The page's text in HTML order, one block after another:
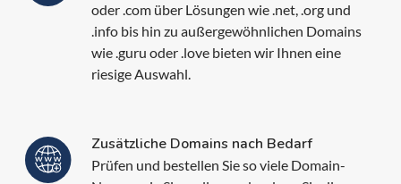
oder .com über Lösungen wie .net, .org und
.info bis hin zu außergewöhnlichen Domains
wie .guru oder .love bieten wir Ihnen eine
riesige Auswahl.
Zusätzliche Domains nach Bedarf
Prüfen und bestellen Sie so viele Domain-